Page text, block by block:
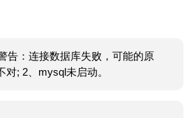
告：连接数据库失败，可能的原
对; 2、mysql未启动。